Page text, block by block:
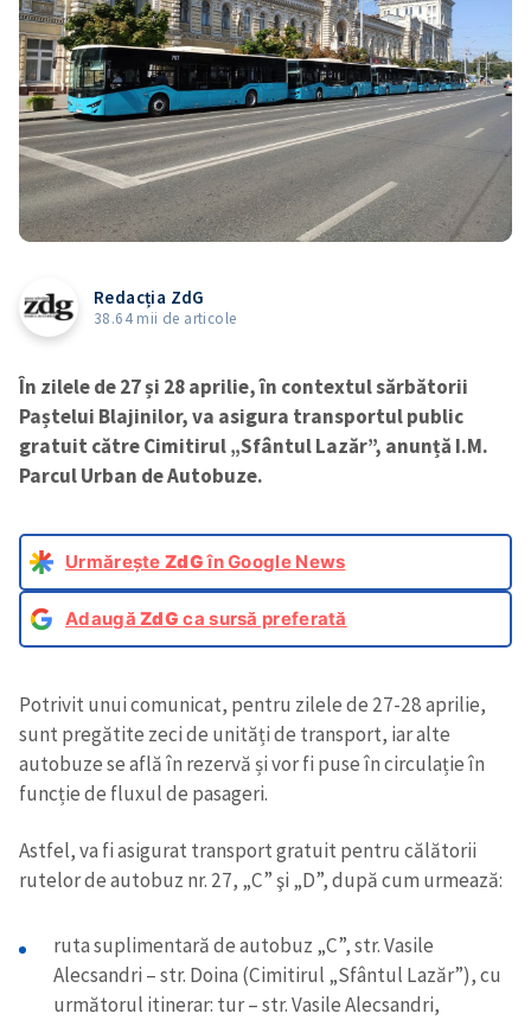
Redacția ZdG
38.64 mii de articole
În zilele de 27 și 28 aprilie, în contextul sărbătorii
Paștelui Blajinilor, va asigura transportul public
gratuit către Cimitirul „Sfântul Lazăr”, anunță I.M.
Parcul Urban de Autobuze.
Urmărește ZdGîn Google News
AdaugăZdG ca sursă preferată
Potrivit unui comunicat, pentru zilele de 27-28 aprilie,
sunt pregătite zeci de unități de transport, iar alte
autobuze se află în rezervă și vor fi puse în circulație în
funcție de fluxul de pasageri.
Astfel, va fi asigurat transport gratuit pentru călătorii
rutelor de autobuz nr. 27, „C” şi „D”, după cum urmează:
ruta suplimentară de autobuz „C”, str. Vasile
Alecsandri – str. Doina (Cimitirul „Sfântul Lazăr”), cu
următorul itinerar: tur – str. Vasile Alecsandri,